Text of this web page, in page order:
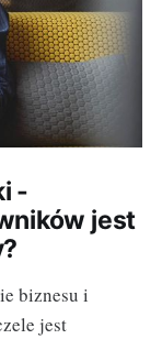
-
jest
biznesu i
jest